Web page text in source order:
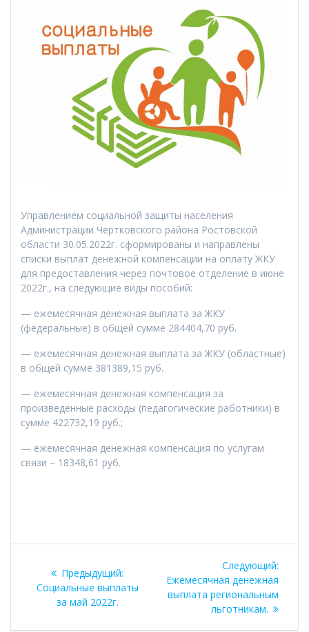
Управлением социальной защиты населения
Администрации Чертковского района Ростовской
области 30.05.2022г. сформированы и направлены
списки выплат денежной компенсации на оплату ЖКУ
для предоставления через почтовое отделение в июне
2022г., на следующие виды пособий:
— ежемесячная денежная выплата за ЖКУ
(федеральные) в общей сумме 284404,70 руб.
— ежемесячная денежная выплата за ЖКУ (областные)
в общей сумме 381389,15 руб.
— ежемесячная денежная компенсация за
произведенные расходы (педагогические работники) в
сумме 422732,19 руб.;
— ежемесячная денежная компенсация по услугам
связи – 18348,61 руб.
по
записям
Предыдущий:
запись:
Социальные выплаты
за май 2022г.
Следующий:
Ежемесячная денежная
выплата региональным
льготникам.